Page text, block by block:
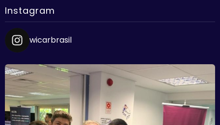
Instagram
wicarbrasil